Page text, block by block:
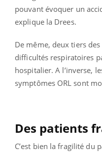
pouvant évoquer un
explique la Drees.
De même, deux tiers
difficultés respiratoires
hospitalier. A l’inverse,
symptômes ORL sont
Des patients
C’est bien la fragilité du